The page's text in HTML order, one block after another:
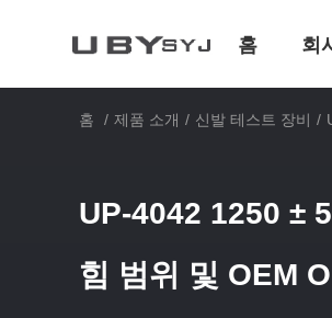
홈 회
홈 / 제품 소개 / 신발 테스트 장비 /
UP-4042 1250 ±
힘 범위 및 OEM